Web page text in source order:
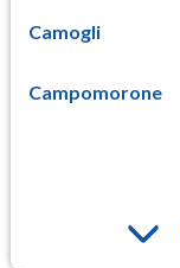
Camogli
Campomorone